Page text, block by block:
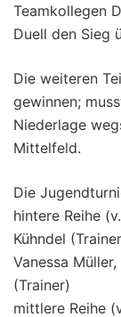
Teamkollegen
Duell den Sieg
Die weiteren
gewinnen;
Niederlage
Mittelfeld.
Die
hintere Reihe
Kühndel
Vanessa
(Trainer)
mittlere Reihe